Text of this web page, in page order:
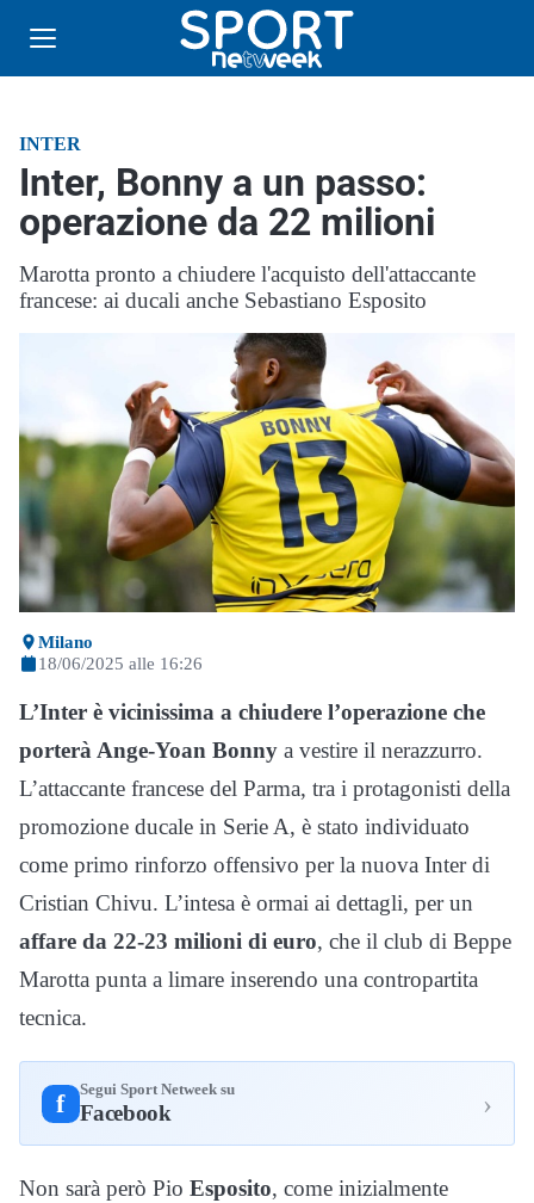
INTER
Inter, Bonny a un passo:
operazione da 22 milioni
Marotta pronto a chiudere l'acquisto dell'attaccante
francese: ai ducali anche Sebastiano Esposito
Milano
18/06/2025 alle 16:26
L’Inter è vicinissima a chiudere l’operazione che
porterà Ange-Yoan Bonny a vestire il nerazzurro.
L’attaccante francese del Parma, tra i protagonisti della
promozione ducale in Serie A, è stato individuato
come primo rinforzo offensivo per la nuova Inter di
Cristian Chivu. L’intesa è ormai ai dettagli, per un
affare da 22-23 milioni di euro, che il club di Beppe
Marotta punta a limare inserendo una contropartita
tecnica.
f Segui Sport Netweek su
Facebook ›
Non sarà però Pio Esposito, come inizialmente